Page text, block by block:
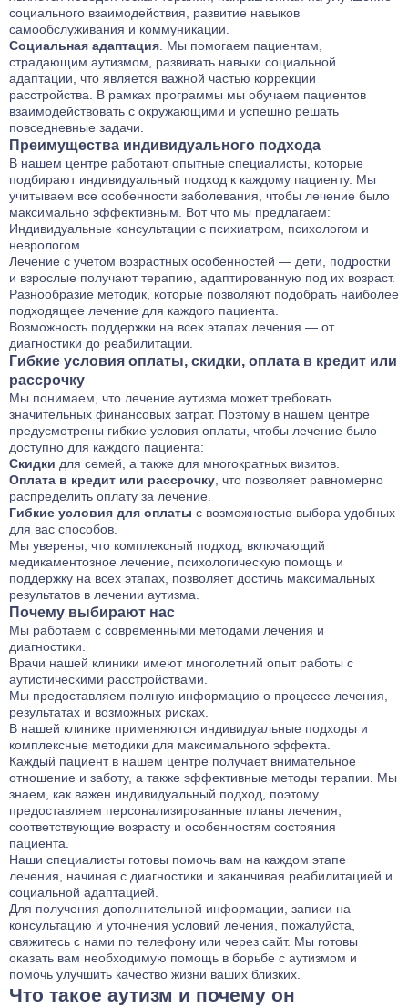
социального взаимодействия, развитие навыков
самообслуживания и коммуникации.
Социальная адаптация . Мы помогаем пациентам,
страдающим аутизмом, развивать навыки социальной
адаптации, что является важной частью коррекции
расстройства. В рамках программы мы обучаем пациентов
взаимодействовать с окружающими и успешно решать
повседневные задачи.
Преимущества индивидуального подхода
В нашем центре работают опытные специалисты, которые
подбирают индивидуальный подход к каждому пациенту. Мы
учитываем все особенности заболевания, чтобы лечение было
максимально эффективным. Вот что мы предлагаем:
Индивидуальные консультации с психиатром, психологом и
неврологом.
Лечение с учетом возрастных особенностей — дети, подростки
и взрослые получают терапию, адаптированную под их возраст.
Разнообразие методик, которые позволяют подобрать наиболее
подходящее лечение для каждого пациента.
Возможность поддержки на всех этапах лечения — от
диагностики до реабилитации.
Гибкие условия оплаты, скидки, оплата в кредит или
рассрочку
Мы понимаем, что лечение аутизма может требовать
значительных финансовых затрат. Поэтому в нашем центре
предусмотрены гибкие условия оплаты, чтобы лечение было
доступно для каждого пациента:
Скидки для семей, а также для многократных визитов.
Оплата в кредит или рассрочку , что позволяет равномерно
распределить оплату за лечение.
Гибкие условия для оплаты с возможностью выбора удобных
для вас способов.
Мы уверены, что комплексный подход, включающий
медикаментозное лечение, психологическую помощь и
поддержку на всех этапах, позволяет достичь максимальных
результатов в лечении аутизма.
Почему выбирают нас
Мы работаем с современными методами лечения и
диагностики.
Врачи нашей клиники имеют многолетний опыт работы с
аутистическими расстройствами.
Мы предоставляем полную информацию о процессе лечения,
результатах и возможных рисках.
В нашей клинике применяются индивидуальные подходы и
комплексные методики для максимального эффекта.
Каждый пациент в нашем центре получает внимательное
отношение и заботу, а также эффективные методы терапии. Мы
знаем, как важен индивидуальный подход, поэтому
предоставляем персонализированные планы лечения,
соответствующие возрасту и особенностям состояния
пациента.
Наши специалисты готовы помочь вам на каждом этапе
лечения, начиная с диагностики и заканчивая реабилитацией и
социальной адаптацией.
Для получения дополнительной информации, записи на
консультацию и уточнения условий лечения, пожалуйста,
свяжитесь с нами по телефону или через сайт. Мы готовы
оказать вам необходимую помощь в борьбе с аутизмом и
помочь улучшить качество жизни ваших близких.
Что такое аутизм и почему он